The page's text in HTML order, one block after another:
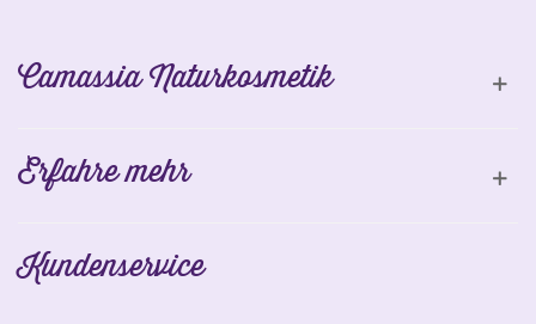
Camassia Naturkosmetik
Erfahre mehr
Kundenservice